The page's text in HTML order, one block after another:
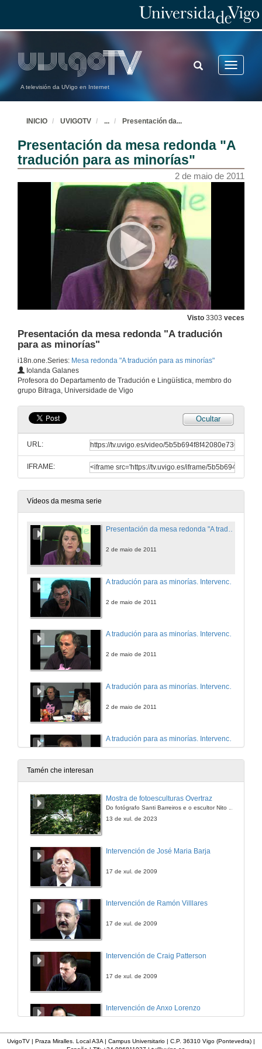
A televisión da UVigo en Internet
Toggle
TOGGLE
SEARCH
INICIO UVIGOTV ... Presentación da...
Presentación da mesa redonda "A
tradución para as minorías"
2 de maio de 2011
Visto 3303 veces
Presentación da mesa redonda "A tradución
para as minorías"
i18n.one.Series: Mesa redonda "A tradución para as minorías"
Iolanda Galanes
Profesora do Departamento de Tradución e Lingüística, membro do
grupo Bitraga, Universidade de Vigo
Ocultar
URL:
IFRAME:
Vídeos da mesma serie
Presentación da mesa redonda "A tradución para as minorías"
2 de maio de 2011
2 de maio de 2011
A tradución para as minorías. Intervención de Irfan Güler
2 de maio de 2011
2 de maio de 2011
A tradución para as minorías. Intervención de Xosefa Baamonde
2 de maio de 2011
2 de maio de 2011
Tamén che interesan
Mostra de fotoesculturas Overtraz
13 de xul. de 2023
Intervención de José Maria Barja
17 de xul. de 2009
Intervención de Ramón Villlares
17 de xul. de 2009
Intervención de Craig Patterson
17 de xul. de 2009
Intervención de Anxo Lorenzo
UvigoTV | Praza Miralles. Local A3A | Campus Universitario | C.P. 36310 Vigo (Pontevedra) |